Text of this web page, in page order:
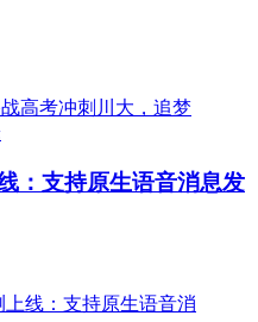
：支持原生语音消息发